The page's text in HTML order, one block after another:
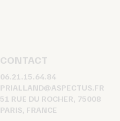
CONTACT
06.21.15.64.84
PRIALLAND@ASPECTUS.FR
51 RUE DU ROCHER, 75008
PARIS, FRANCE